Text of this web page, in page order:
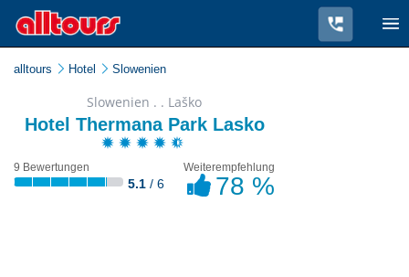
alltours Hotel Slowenien
Slowenien . . Laško
Hotel Thermana Park Lasko
9 Bewertungen
5.1 / 6
Weiterempfehlung
78 %